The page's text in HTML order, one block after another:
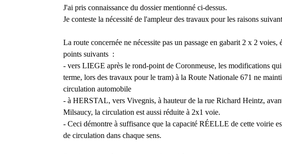
J'ai pris connaissance du dossier mentionné ci-dessus.
Je conteste la nécessité de l'ampleur des travaux pour les raisons
La route concernée ne nécessite pas un passage en gabarit 2 x 2
points suivants :
- vers LIEGE après le rond-point de Coronmeuse, les modifications
terme, lors des travaux pour le tram) à la Route Nationale 671 ne
circulation automobile
- à HERSTAL, vers Vivegnis, à hauteur de la rue Richard Heintz,
Milsaucy, la circulation est aussi réduite à 2x1 voie.
- Ceci démontre à suffisance que la capacité RÉELLE de cette voirie
de circulation dans chaque sens.